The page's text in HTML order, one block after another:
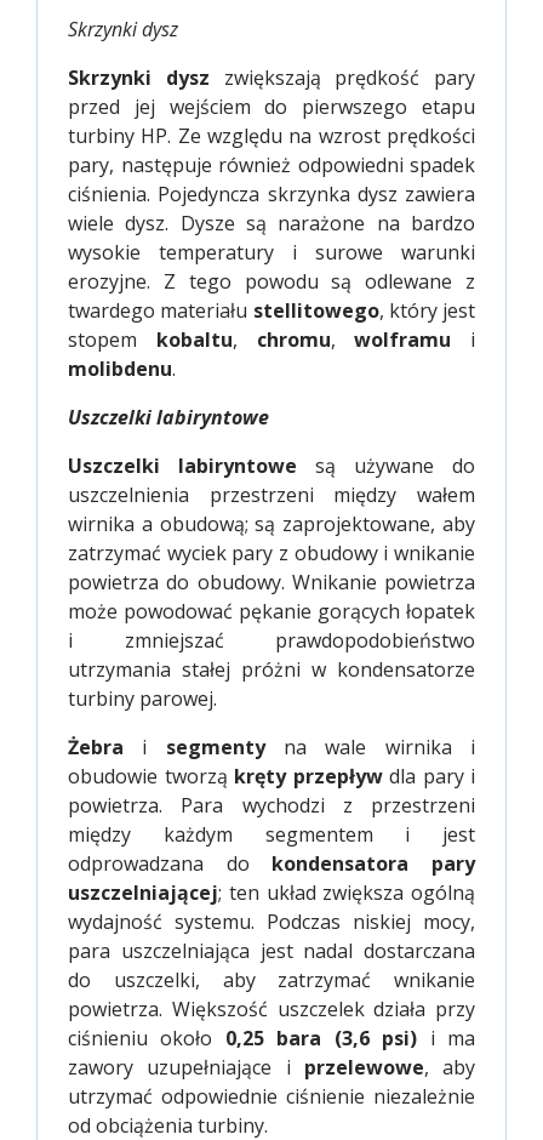
Skrzynki dysz
Skrzynki dysz zwiększają prędkość pary
przed jej wejściem do pierwszego etapu
turbiny HP. Ze względu na wzrost prędkości
pary, następuje również odpowiedni spadek
ciśnienia. Pojedyncza skrzynka dysz zawiera
wiele dysz. Dysze są narażone na bardzo
wysokie temperatury i surowe warunki
erozyjne. Z tego powodu są odlewane z
twardego materiału stellitowego, który jest
stopem kobaltu, chromu,wolframu i
molibdenu.
Uszczelki labiryntowe
Uszczelki labiryntowe są używane do
uszczelnienia przestrzeni między wałem
wirnika a obudową; są zaprojektowane, aby
zatrzymać wyciek pary z obudowy i wnikanie
powietrza do obudowy. Wnikanie powietrza
może powodować pękanie gorących łopatek
i zmniejszać prawdopodobieństwo
utrzymania stałej próżni w kondensatorze
turbiny parowej.
Żebra i segmentyna wale wirnika i
obudowie tworzą kręty przepływdla pary i
powietrza. Para wychodzi z przestrzeni
między każdym segmentem i jest
odprowadzana do kondensatora pary
uszczelniającej; ten układ zwiększa ogólną
wydajność systemu. Podczas niskiej mocy,
para uszczelniająca jest nadal dostarczana
do uszczelki, aby zatrzymać wnikanie
powietrza. Większość uszczelek działa przy
ciśnieniu około 0,25 bara (3,6 psi) i ma
zawory uzupełniające i przelewowe, aby
utrzymać odpowiednie ciśnienie niezależnie
od obciążenia turbiny.